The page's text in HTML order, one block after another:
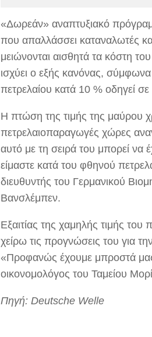
«Δωρεάν» αναπτυξιακό
που απαλλάσσει καταναλωτές
μειώνονται αισθητά τα κόστη
ισχύει ο εξής κανόνας,
πετρελαίου κατά 10 % οδηγεί
Η πτώση της τιμής της μαύρου
πετρελαιοπαραγωγές χώρες
αυτό με τη σειρά του μπορεί να
είμαστε κατά του φθηνού
διευθυντής του Γερμανικού
Βανσλέμπεν.
Εξαιτίας της χαμηλής τιμής
χείρω τις προγνώσεις του για
«Προφανώς έχουμε μπροστά
οικονομολόγος του Ταμείου
Πηγή: Deutsche Welle